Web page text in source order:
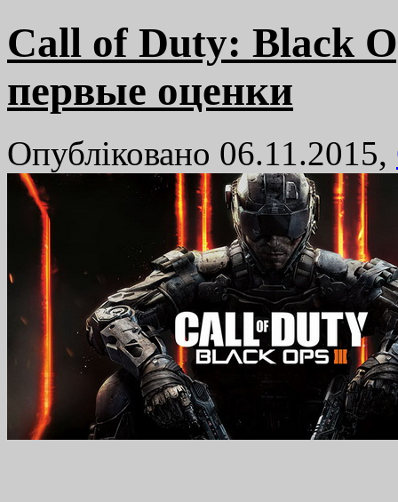
Call of Duty: Black
первые оценки
Опубліковано 06.11.2015,